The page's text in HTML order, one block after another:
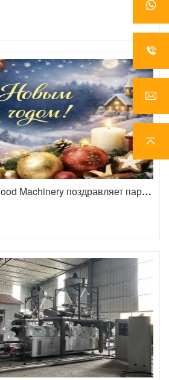
Компания HIMAX Food Machinery поздравляет партнеров по всему миру с Новым годом!